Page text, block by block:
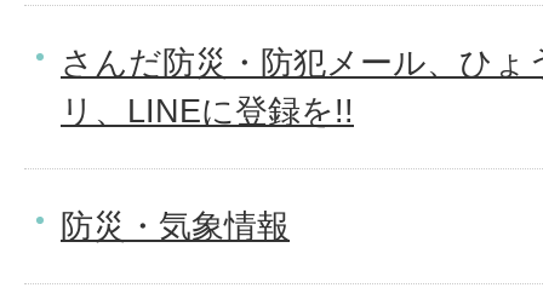
さんだ防災・防犯メール、ひ
リ、LINEに登録を!!
防災・気象情報